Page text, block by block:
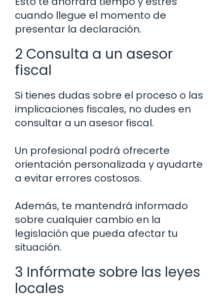
cuando llegue el momento de
presentar la declaración.
2 Consulta a un asesor
fiscal
Si tienes dudas sobre el proceso o las
implicaciones fiscales, no dudes en
consultar a un asesor fiscal.
Un profesional podrá ofrecerte
orientación personalizada y ayudarte
a evitar errores costosos.
Además, te mantendrá informado
sobre cualquier cambio en la
legislación que pueda afectar tu
situación.
3 Infórmate sobre las leyes
locales